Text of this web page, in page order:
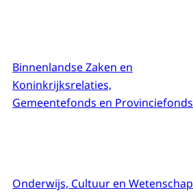
Binnenlandse Zaken en
Koninkrijksrelaties,
Gemeentefonds en Provinciefonds
Onderwijs, Cultuur en Wetenschap